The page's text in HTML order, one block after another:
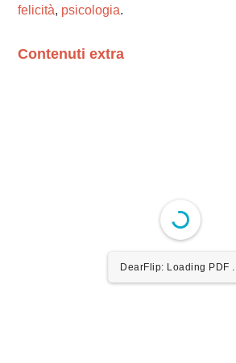
felicità, psicologia.
Contenuti extra
DearFlip: Loading PDF ...